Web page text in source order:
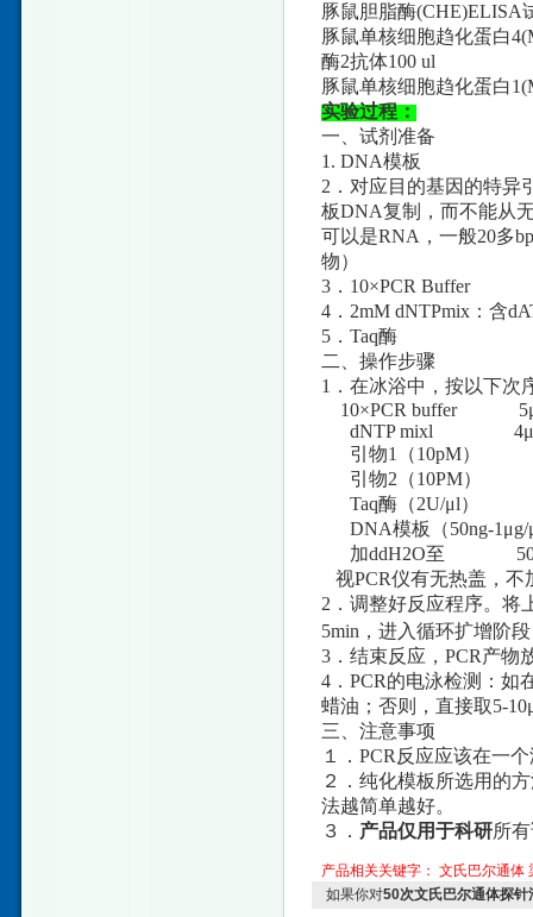
豚鼠胆脂酶(CHE)ELISA
豚鼠单核细胞趋化蛋白
酶2抗体100 ul
豚鼠单核细胞趋化蛋白
实验过程：
一、试剂准备
1. DNA模板
2．对应目的基因的特异
板DNA复制，而不能从
可以是RNA，一般20多
物）
3．10×PCR Buffer
4．2mM dNTPmix：含
5．Taq酶
二、操作步骤
1．在冰浴中，按以下次
10×PCR buffer
dNTP mixl
引物1（10pM
引物2（10PM
Taq酶（2U/μl）
DNA模板（50ng-1μg/
加ddH2O至 50
视PCR仪有无热盖，不
2．调整好反应程序。将
5min，进入循环扩增阶
3．结束反应，PCR产
4．PCR的电泳检测：如
蜡油；否则，直接取5-
三、注意事项
１．PCR反应应该在一
２．纯化模板所选用的
法越简单越好。
３． 产品仅用于科研所
产品相关关键字： 文氏巴尔通体
如果你对50次文氏巴尔通体探